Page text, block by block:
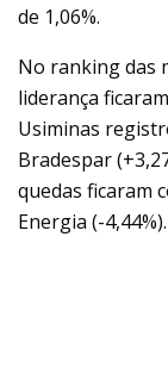
de 1,06%.
No ranking das
liderança
Usiminas
Bradespar
quedas ficaram
Energia (-4,44%).